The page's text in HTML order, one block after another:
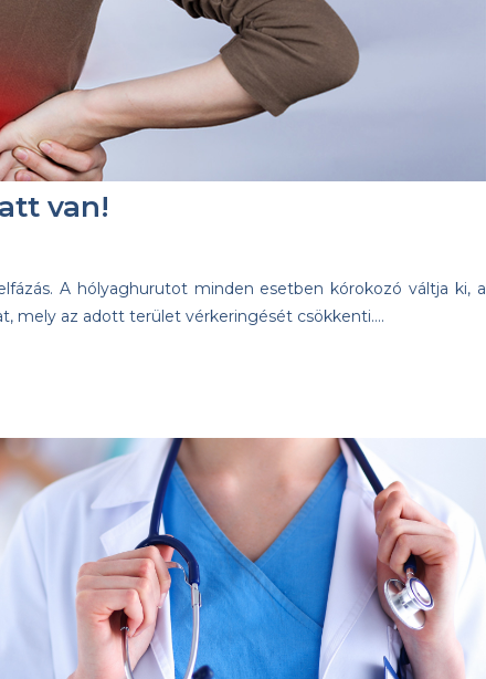
van!
A hólyaghurutot minden esetben kórokozó váltja ki, a
mely az adott terület vérkeringését csökkenti….